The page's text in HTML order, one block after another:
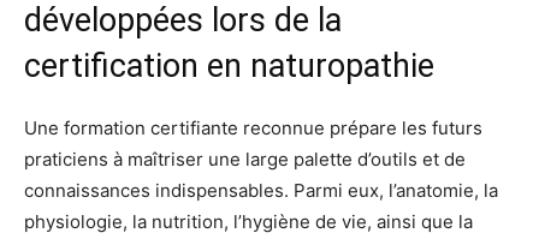
développées lors de la
certification en naturopathie
Une formation certifiante reconnue prépare les futurs
praticiens à maîtriser une large palette d’outils et de
connaissances indispensables. Parmi eux, l’anatomie, la
physiologie, la nutrition, l’hygiène de vie, ainsi que la